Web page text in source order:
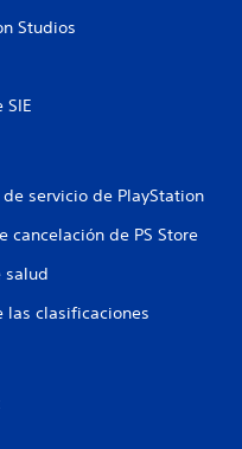
Studios
SIE
servicio de PlayStation
cancelación de PS Store
salud
las clasificaciones